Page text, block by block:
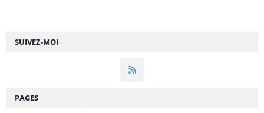
SUIVEZ-MOI
PAGES